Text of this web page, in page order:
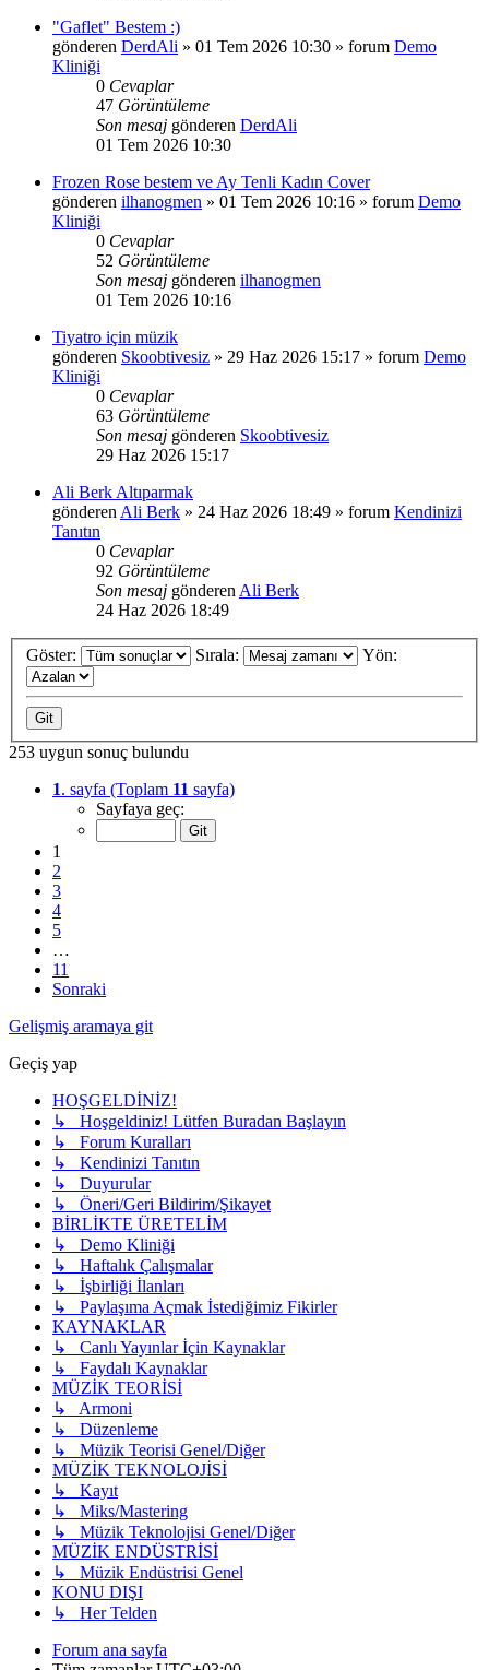
"Gaflet" Bestem :)
gönderen DerdAli » 01 Tem 2026 10:30 » forum Demo
Kliniği
0 Cevaplar
47 Görüntüleme
Son mesaj gönderen DerdAli
01 Tem 2026 10:30
Frozen Rose bestem ve Ay Tenli Kadın Cover
gönderen ilhanogmen » 01 Tem 2026 10:16 » forum Demo
Kliniği
0 Cevaplar
52 Görüntüleme
Son mesaj gönderen ilhanogmen
01 Tem 2026 10:16
Tiyatro için müzik
gönderen Skoobtivesiz » 29 Haz 2026 15:17 » forum Demo
Kliniği
0 Cevaplar
63 Görüntüleme
Son mesaj gönderen Skoobtivesiz
29 Haz 2026 15:17
Ali Berk Altıparmak
gönderen Ali Berk » 24 Haz 2026 18:49 » forum Kendinizi
Tanıtın
0 Cevaplar
92 Görüntüleme
Son mesaj gönderen Ali Berk
24 Haz 2026 18:49
Göster: Sırala: Yön:
253 uygun sonuç bulundu
1. sayfa (Toplam 11 sayfa)
Sayfaya geç:
1
2
3
4
5
…
11
Sonraki
Gelişmiş aramaya git
Geçiş yap
HOŞGELDİNİZ!
↳ Hoşgeldiniz! Lütfen Buradan Başlayın
↳ Forum Kuralları
↳ Kendinizi Tanıtın
↳ Duyurular
↳ Öneri/Geri Bildirim/Şikayet
BİRLİKTE ÜRETELİM
↳ Demo Kliniği
↳ Haftalık Çalışmalar
↳ İşbirliği İlanları
↳ Paylaşıma Açmak İstediğimiz Fikirler
KAYNAKLAR
↳ Canlı Yayınlar İçin Kaynaklar
↳ Faydalı Kaynaklar
MÜZİK TEORİSİ
↳ Armoni
↳ Düzenleme
↳ Müzik Teorisi Genel/Diğer
MÜZİK TEKNOLOJİSİ
↳ Kayıt
↳ Miks/Mastering
↳ Müzik Teknolojisi Genel/Diğer
MÜZİK ENDÜSTRİSİ
↳ Müzik Endüstrisi Genel
KONU DIŞI
↳ Her Telden
Forum ana sayfa